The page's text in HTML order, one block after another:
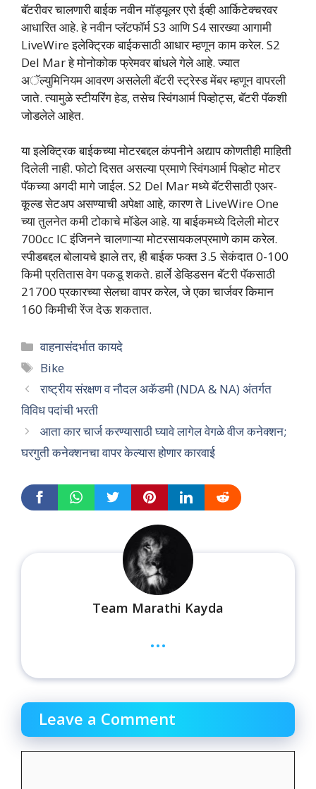
बॅटरीवर चालणारी बाईक नवीन मॉड्यूलर एरो ईव्ही आर्किटेक्चरवर
आधारित आहे. हे नवीन प्लॅटफॉर्म S3 आणि S4 सारख्या आगामी
LiveWire इलेक्ट्रिक बाईकसाठी आधार म्हणून काम करेल. S2
Del Mar हे मोनोकोक फ्रेमवर बांधले गेले आहे. ज्यात
अॅल्युमिनियम आवरण असलेली बॅटरी स्ट्रेस्ड मेंबर म्हणून वापरली
जाते. त्यामुळे स्टीयरिंग हेड, तसेच स्विंगआर्म पिव्होट्स, बॅटरी पॅकशी
जोडलेले आहेत.
या इलेक्ट्रिक बाईकच्या मोटरबद्दल कंपनीने अद्याप कोणतीही माहिती
दिलेली नाही. फोटो दिसत असल्या प्रमाणे स्विंगआर्म पिव्होट मोटर
पॅकच्या अगदी मागे जाईल. S2 Del Mar मध्ये बॅटरीसाठी एअर-
कूल्ड सेटअप असण्याची अपेक्षा आहे, कारण ते LiveWire One
च्या तुलनेत कमी टोकाचे मॉडेल आहे. या बाईकमध्ये दिलेली मोटर
700cc IC इंजिनने चालणाऱ्या मोटरसायकलप्रमाणे काम करेल.
स्पीडबद्दल बोलायचे झाले तर, ही बाईक फक्त 3.5 सेकंदात 0-100
किमी प्रतितास वेग पकडू शकते. हार्ले डेव्हिडसन बॅटरी पॅकसाठी
21700 प्रकारच्या सेलचा वापर करेल, जे एका चार्जवर किमान
160 किमीची रेंज देऊ शकतात.
Categories
वाहनासंदर्भात कायदे
Tags
Bike
राष्ट्रीय संरक्षण व नौदल अकॅडमी (NDA & NA) अंतर्गत
विविध पदांची भरती
आता कार चार्ज करण्यासाठी घ्यावे लागेल वेगळे वीज कनेक्शन;
घरगुती कनेक्शनचा वापर केल्यास होणार कारवाई
Team Marathi Kayda
...
Leave a Comment